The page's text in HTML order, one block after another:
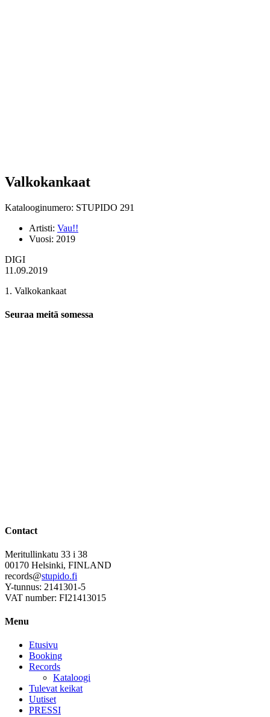
Valkokankaat
Katalooginumero: STUPIDO 291
Artisti: Vau!!
Vuosi: 2019
DIGI
11.09.2019
1. Valkokankaat
Seuraa meitä somessa
Contact
Meritullinkatu 33 i 38
00170 Helsinki, FINLAND
records@stupido.fi
Y-tunnus: 2141301-5
VAT number: FI21413015
Menu
Etusivu
Booking
Records
Kataloogi
Tulevat keikat
Uutiset
PRESSI